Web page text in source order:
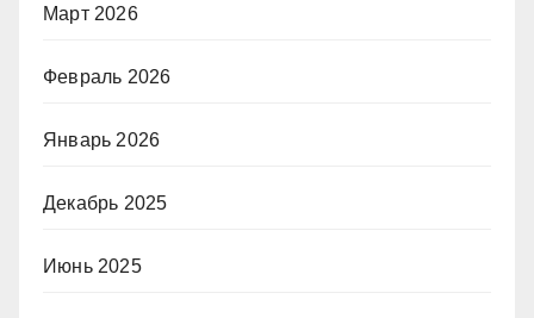
Март 2026
Февраль 2026
Январь 2026
Декабрь 2025
Июнь 2025